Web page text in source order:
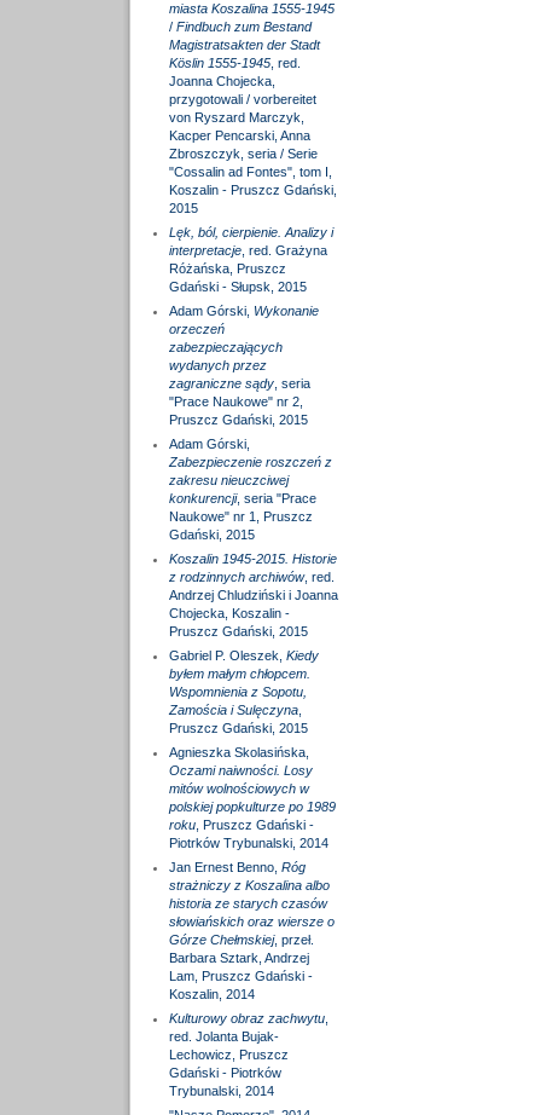
miasta Koszalina 1555-1945
/ Findbuch zum Bestand
Magistratsakten der Stadt
Köslin 1555-1945, red.
Joanna Chojecka,
przygotowali / vorbereitet
von Ryszard Marczyk,
Kacper Pencarski, Anna
Zbroszczyk, seria / Serie
"Cossalin ad Fontes", tom I,
Koszalin - Pruszcz Gdański,
2015
Lęk, ból, cierpienie. Analizy i
interpretacje, red. Grażyna
Różańska, Pruszcz
Gdański - Słupsk, 2015
Adam Górski, Wykonanie
orzeczeń
zabezpieczających
wydanych przez
zagraniczne sądy, seria
"Prace Naukowe" nr 2,
Pruszcz Gdański, 2015
Adam Górski,
Zabezpieczenie roszczeń z
zakresu nieuczciwej
konkurencji, seria "Prace
Naukowe" nr 1, Pruszcz
Gdański, 2015
Koszalin 1945-2015. Historie
z rodzinnych archiwów, red.
Andrzej Chludziński i Joanna
Chojecka, Koszalin -
Pruszcz Gdański, 2015
Gabriel P. Oleszek, Kiedy
byłem małym chłopcem.
Wspomnienia z Sopotu,
Zamościa i Sulęczyna,
Pruszcz Gdański, 2015
Agnieszka Skolasińska,
Oczami naiwności. Losy
mitów wolnościowych w
polskiej popkulturze po 1989
roku, Pruszcz Gdański -
Piotrków Trybunalski, 2014
Jan Ernest Benno, Róg
strażniczy z Koszalina albo
historia ze starych czasów
słowiańskich oraz wiersze o
Górze Chełmskiej, przeł.
Barbara Sztark, Andrzej
Lam, Pruszcz Gdański -
Koszalin, 2014
Kulturowy obraz zachwytu,
red. Jolanta Bujak-
Lechowicz, Pruszcz
Gdański - Piotrków
Trybunalski, 2014